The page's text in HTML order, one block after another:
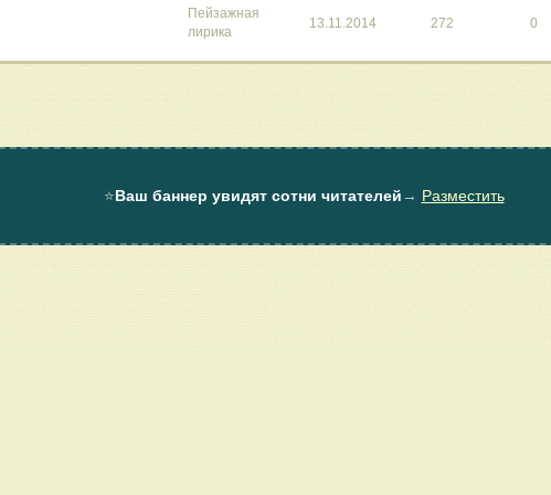
Пейзажная
лирика
13.11.2014 272 0
⭐Ваш баннер увидят сотни читателей → Разместить